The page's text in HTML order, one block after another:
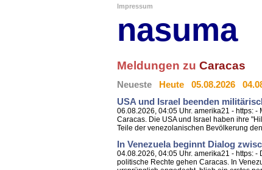
Impressum
nasuma
Meldungen zu Caracas
Neueste Heute 05.08.2026
USA und Israel beenden
06.08.2026, 04:05 Uhr. amerika21 - https:
Caracas. Die USA und Israel haben ihre
Teile der venezolanischen Bevölkerung
In Venezuela beginnt Dialog
04.08.2026, 04:05 Uhr. amerika21 - https:
politische Rechte gehen Caracas. In